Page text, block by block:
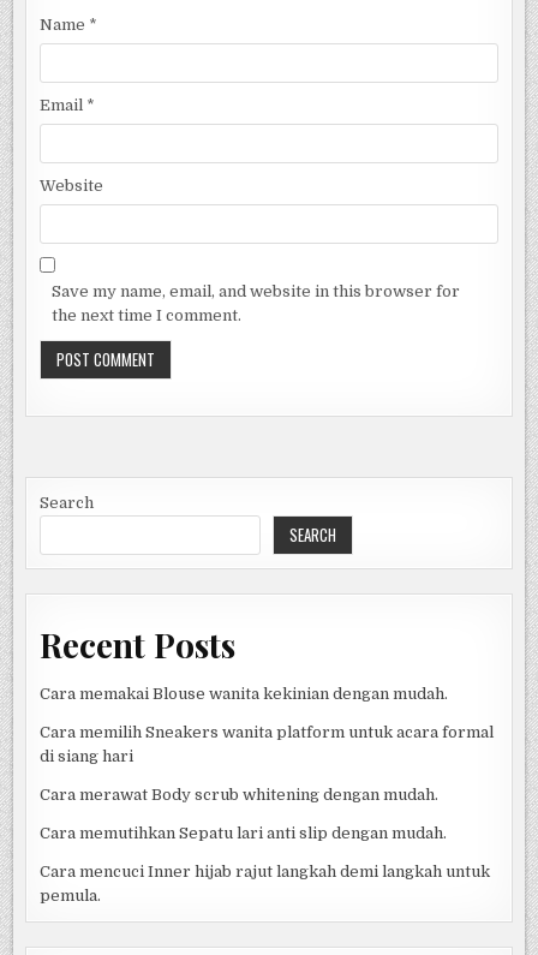
Name *
Email *
Website
Save my name, email, and website in this browser for
the next time I comment.
Search
SEARCH
Recent Posts
Cara memakai Blouse wanita kekinian dengan mudah.
Cara memilih Sneakers wanita platform untuk acara formal
di siang hari
Cara merawat Body scrub whitening dengan mudah.
Cara memutihkan Sepatu lari anti slip dengan mudah.
Cara mencuci Inner hijab rajut langkah demi langkah untuk
pemula.